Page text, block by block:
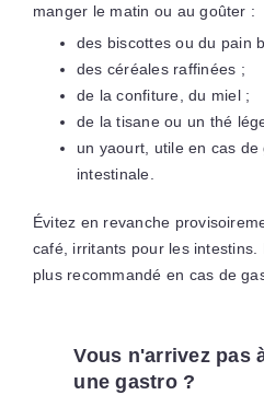
manger le matin ou au goûter :
des biscottes ou du pain
des céréales raffinées ;
de la confiture, du miel ;
de la tisane ou un thé
un yaourt, utile en cas
intestinale.
Évitez en revanche
café, irritants pour les intestins.
plus recommandé en cas de
Vous n'arrivez pas
une gastro ?